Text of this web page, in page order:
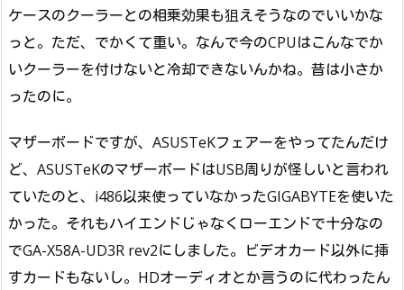
ケースのクーラーとの相乗効果も狙えそうなのでいいかな
っと。ただ、でかくて重い。なんで今のCPUはこんなでか
いクーラーを付けないと冷却できないんかね。昔は小さか
ったのに。
マザーボードですが、ASUSTeKフェアーをやってたんだけ
ど、ASUSTeKのマザーボードはUSB周りが怪しいと言われ
ていたのと、i486以来使っていなかったGIGABYTEを使いた
かった。それもハイエンドじゃなくローエンドで十分なの
でGA-X58A-UD3R rev2にしました。ビデオカード以外に挿
すカードもないし。HDオーディオとか言うのに代わったん